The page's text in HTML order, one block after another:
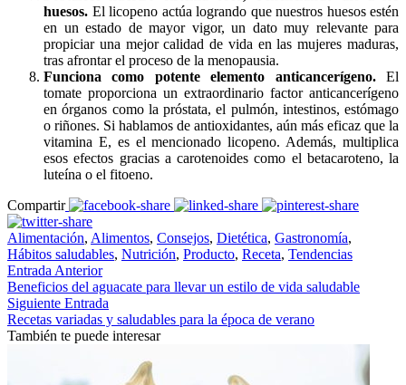
huesos. El licopeno actúa logrando que nuestros huesos estén
en un estado de mayor vigor, un dato muy relevante para
propiciar una mejor calidad de vida en las mujeres maduras,
tras afrontar el proceso de la menopausia.
Funciona como potente elemento anticancerígeno.El
tomate proporciona un extraordinario factor anticancerígeno
en órganos como la próstata, el pulmón, intestinos, estómago
o riñones. Si hablamos de antioxidantes, aún más eficaz que la
vitamina E, es el mencionado licopeno. Además, multiplica
esos efectos gracias a carotenoides como el betacaroteno, la
luteína o el fitoeno.
Compartir
Alimentación, Alimentos, Consejos, Dietética, Gastronomía,
Hábitos saludables, Nutrición, Producto, Receta, Tendencias
Entrada Anterior
Beneficios del aguacate para llevar un estilo de vida saludable
Siguiente Entrada
Recetas variadas y saludables para la época de verano
También te puede interesar